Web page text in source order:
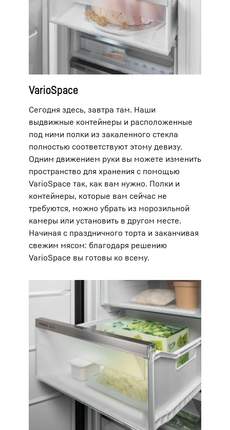
VarioSpace
Сегодня здесь, завтра там. Наши
выдвижные контейнеры и расположенные
под ними полки из закаленного стекла
полностью соответствуют этому девизу.
Одним движением руки вы можете изменить
пространство для хранения с помощью
VarioSpace так, как вам нужно. Полки и
контейнеры, которые вам сейчас не
требуются, можно убрать из морозильной
камеры или установить в другом месте.
Начиная с праздничного торта и заканчивая
свежим мясом: благодаря решению
VarioSpace вы готовы ко всему.